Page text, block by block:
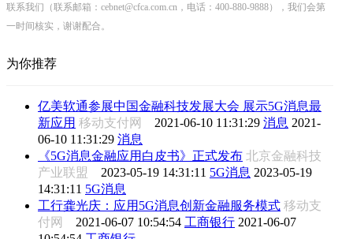
联系我们（联系邮箱：cebnet@cfca.com.cn，电话：400-880-9888），我们会第
一时间核实，谢谢配合。
为你推荐
亿美软通参展中国金融科技发展大会 展示5G消息最
新应用 移动支付网 2021-06-10 11:31:29 消息 2021-
06-10 11:31:29 消息
《5G消息金融应用白皮书》正式发布 北京金融科技
产业联盟 2023-05-19 14:31:11 5G消息 2023-05-19
14:31:11 5G消息
工行龚光庆：应用5G消息创新金融服务模式 移动支
付网 2021-06-07 10:54:54 工商银行 2021-06-07